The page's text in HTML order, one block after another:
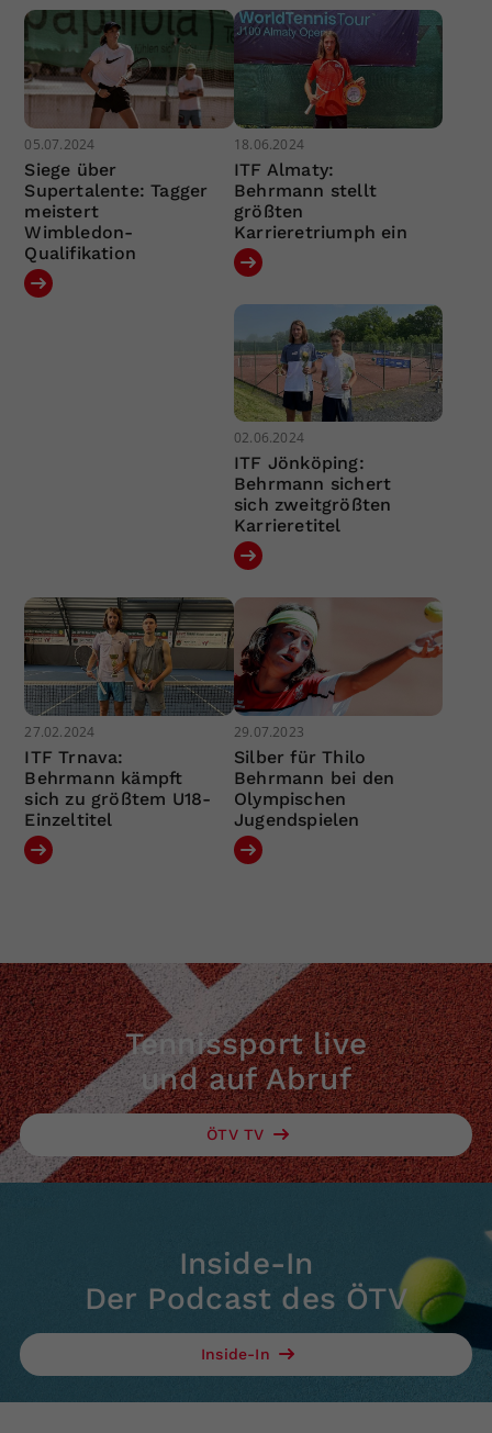
05.07.2024
Siege über
Supertalente: Tagger
meistert
Wimbledon-
Qualifikation
18.06.2024
ITF Almaty:
Behrmann stellt
größten
Karrieretriumph ein
02.06.2024
ITF Jönköping:
Behrmann sichert
sich zweitgrößten
Karrieretitel
27.02.2024
ITF Trnava:
Behrmann kämpft
sich zu größtem U18-
Einzeltitel
29.07.2023
Silber für Thilo
Behrmann bei den
Olympischen
Jugendspielen
Tennissport live
und auf Abruf
ÖTV TV
Inside-In
Der Podcast des ÖTV
Inside-In